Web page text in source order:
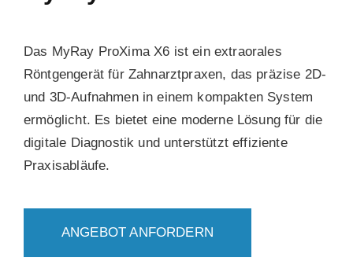
Das MyRay ProXima X6 ist ein extraorales
Röntgengerät für Zahnarztpraxen, das präzise 2D-
und 3D-Aufnahmen in einem kompakten System
ermöglicht. Es bietet eine moderne Lösung für die
digitale Diagnostik und unterstützt effiziente
Praxisabläufe.
ANGEBOT ANFORDERN